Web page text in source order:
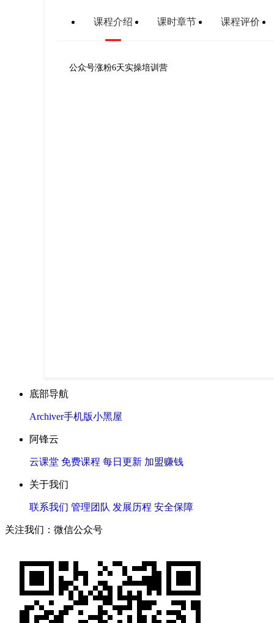
课程介绍 课时章节 课程评价
公众号涨粉6天实操培训营
底部导航
Archiver手机版小黑屋
阿锋云
云课堂 免费课程 每日更新 加盟赚钱
关于我们
联系我们 管理团队 发展历程 安全保障
关注我们：微信公众号